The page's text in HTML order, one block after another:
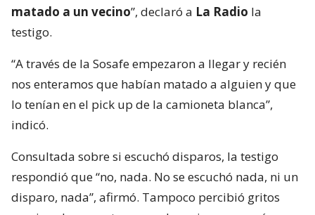
matado a un vecino”, declaró a La Radio la
testigo.
“A través de la Sosafe empezaron a llegar y recién
nos enteramos que habían matado a alguien y que
lo tenían en el pick up de la camioneta blanca”,
indicó.
Consultada sobre si escuchó disparos, la testigo
respondió que “no, nada. No se escuchó nada, ni un
disparo, nada”, afirmó. Tampoco percibió gritos